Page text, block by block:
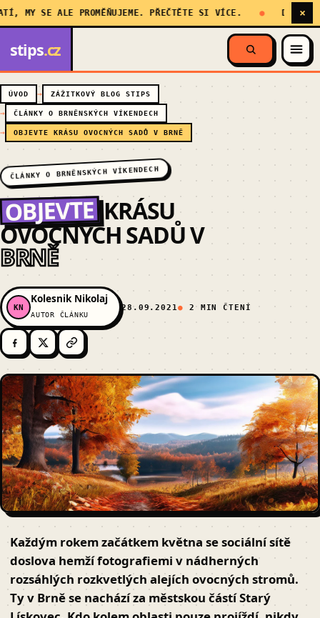
MY SE ALE PROMĚŇUJEME. PŘEČTĚTE SI VÍCE. DŮLEŽITÁ
×
stips.cz
ÚVOD ZÁŽITKOVÝ BLOG STIPS
ČLÁNKY O BRNĚNSKÝCH VÍKENDECH
OBJEVTE KRÁSU OVOCNÝCH SADŮ V BRNĚ
ČLÁNKY O BRNĚNSKÝCH VÍKENDECH
OBJEVTEKRÁSU
OVOCNÝCH SADŮ V
BRNĚ
KN
Kolesnik Nikolaj
AUTOR ČLÁNKU
28.09.2021 2 MIN ČTENÍ
Každým rokem začátkem května se sociální sítě
doslova hemží fotografiemi v nádherných
rozsáhlých rozkvetlých alejích ovocných stromů.
Ty v Brně se nachází za městskou částí Starý